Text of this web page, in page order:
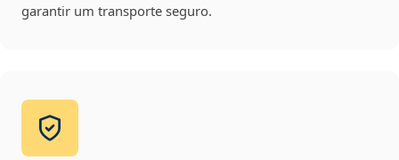
garantir um transporte seguro.